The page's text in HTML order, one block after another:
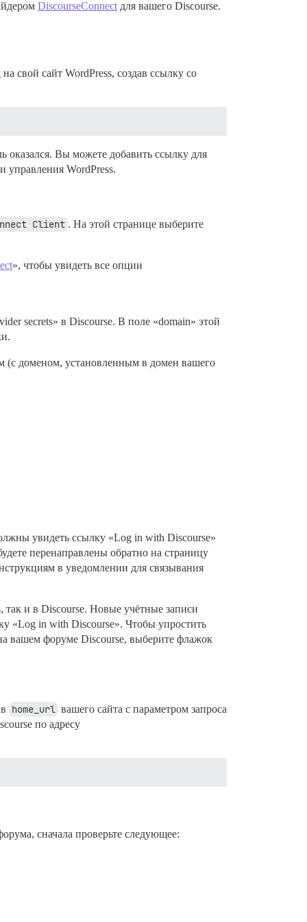
DiscourseConnect для вашего Discourse.
на свой сайт WordPress, создав ссылку со
оказался. Вы можете добавить ссылку для
управления WordPress.
Client . На этой странице выберите
», чтобы увидеть все опции
secrets» в Discourse. В поле «domain» этой
(с доменом, установленным в домен вашего
увидеть ссылку «Log in with Discourse»
перенаправлены обратно на страницу
в уведомлении для связывания
так и в Discourse. Новые учётные записи
«Log in with Discourse». Чтобы упростить
вашем форуме Discourse, выберите флажок
home_url вашего сайта с параметром запроса
по адресу
сначала проверьте следующее: